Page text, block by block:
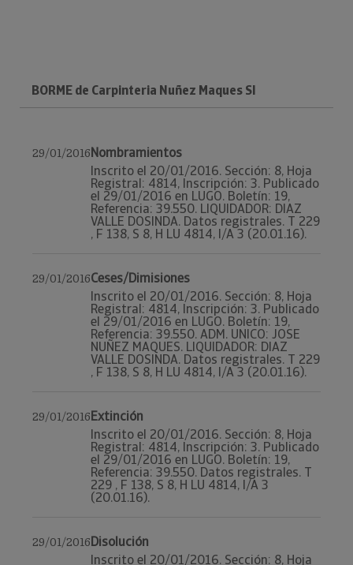
BORME de Carpinteria Nuñez Maques Sl
29/01/2016Nombramientos
Inscrito el 20/01/2016. Sección: 8, Hoja
Registral: 4814, Inscripción: 3. Publicado
el 29/01/2016 en LUGO. Boletín: 19,
Referencia: 39.550. LIQUIDADOR: DIAZ
VALLE DOSINDA. Datos registrales. T 229
, F 138, S 8, H LU 4814, I/A 3 (20.01.16).
29/01/2016Ceses/Dimisiones
Inscrito el 20/01/2016. Sección: 8, Hoja
Registral: 4814, Inscripción: 3. Publicado
el 29/01/2016 en LUGO. Boletín: 19,
Referencia: 39.550. ADM. UNICO: JOSE
NUÑEZ MAQUES. LIQUIDADOR: DIAZ
VALLE DOSINDA. Datos registrales. T 229
, F 138, S 8, H LU 4814, I/A 3 (20.01.16).
29/01/2016Extinción
Inscrito el 20/01/2016. Sección: 8, Hoja
Registral: 4814, Inscripción: 3. Publicado
el 29/01/2016 en LUGO. Boletín: 19,
Referencia: 39.550. Datos registrales. T
229 , F 138, S 8, H LU 4814, I/A 3
(20.01.16).
29/01/2016Disolución
Inscrito el 20/01/2016. Sección: 8, Hoja